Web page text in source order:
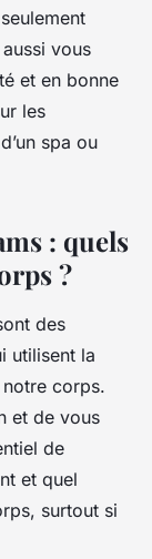
vous
et en bonne
les
spa ou
: quels
?
des
utilisent la
corps.
et de vous
de
et quel
surtout si